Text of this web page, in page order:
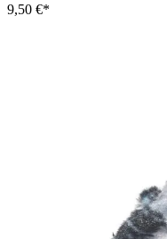
9,50 €*